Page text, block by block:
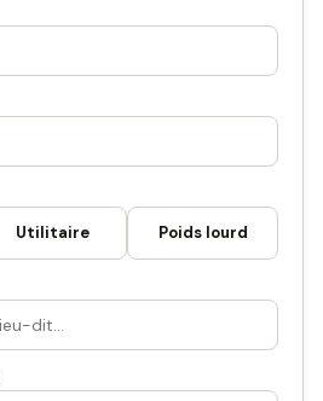
Utilitaire Poids lourd